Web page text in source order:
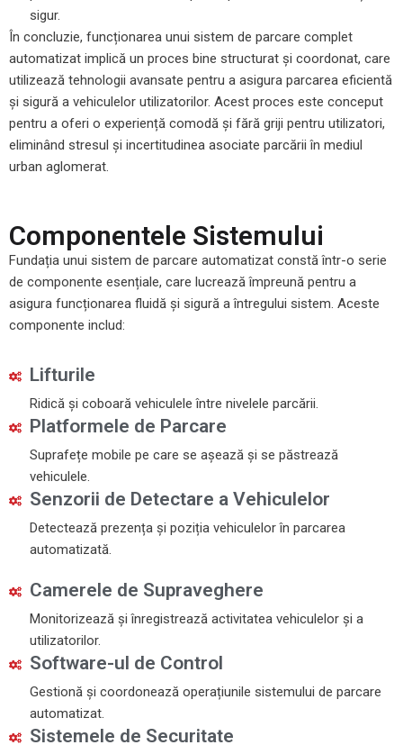
sigur.
În concluzie, funcționarea unui sistem de parcare complet
automatizat implică un proces bine structurat și coordonat, care
utilizează tehnologii avansate pentru a asigura parcarea eficientă
și sigură a vehiculelor utilizatorilor. Acest proces este conceput
pentru a oferi o experiență comodă și fără griji pentru utilizatori,
eliminând stresul și incertitudinea asociate parcării în mediul
urban aglomerat.
Componentele Sistemului
Fundația unui sistem de parcare automatizat constă într-o serie
de componente esențiale, care lucrează împreună pentru a
asigura funcționarea fluidă și sigură a întregului sistem. Aceste
componente includ:
Lifturile
Ridică și coboară vehiculele între nivelele parcării.
Platformele de Parcare
Suprafețe mobile pe care se așează și se păstrează
vehiculele.
Senzorii de Detectare a Vehiculelor
Detectează prezența și poziția vehiculelor în parcarea
automatizată.
Camerele de Supraveghere
Monitorizează și înregistrează activitatea vehiculelor și a
utilizatorilor.
Software-ul de Control
Gestionă și coordonează operațiunile sistemului de parcare
automatizat.
Sistemele de Securitate